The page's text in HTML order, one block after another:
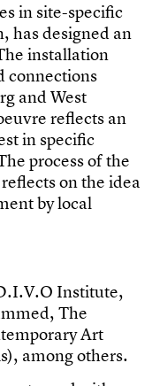
esin site-specifc
, hasdesigned an
he installation
connections
rg andWest
euvre refects an
stin specifc
he processofthe
refectsonthe idea
entbylocal
.I.V.O Institute,
mmed, The
temporaryArt
s), amongothers.